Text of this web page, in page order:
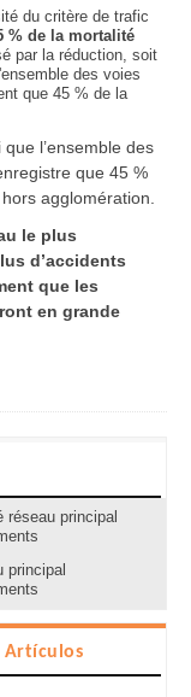
du critère de trafic
% de la mortalité
par la réduction, soit
des voies
que 45 % de la
l’ensemble des
que 45 %
agglomération.
le plus
d’accidents
que les
en grande
réseau principal
principal
Artículos